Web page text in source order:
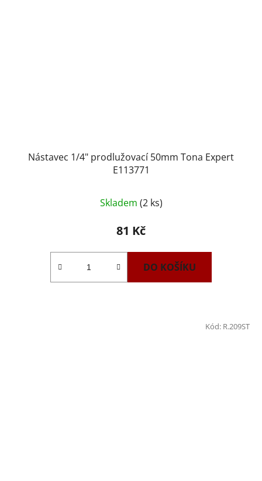
Nástavec 1/4" prodlužovací 50mm Tona Expert
E113771
Skladem (2 ks)
81 Kč
DO KOŠÍKU
Kód: R.209ST